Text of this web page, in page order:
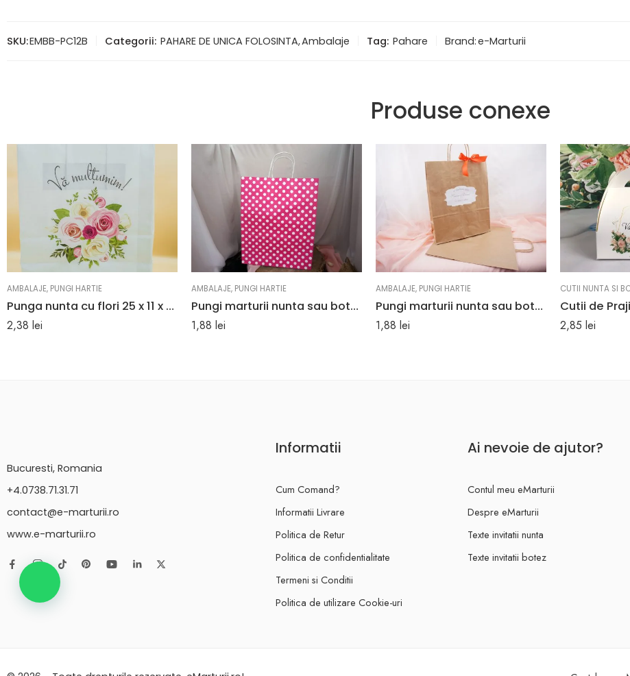
SKU:EMBB-PC12B Categorii: PAHARE DE UNICA FOLOSINTA,Ambalaje Tag: Pahare Brand:e-Marturii
Produse conexe
AMBALAJE, PUNGI HARTIE
Punga nunta cu flori 25 x 11 x 28 cm
2,38 lei
AMBALAJE, PUNGI HARTIE
Pungi marturii nunta sau botez culoare roz cu buline albe 25 x 11 x 31 cm
1,88 lei
AMBALAJE, PUNGI HARTIE
Pungi marturii nunta sau botez maro 25 x 11 x 31 cm
1,88 lei
CUTII NUNTA SI
2,85 lei
Bucuresti, Romania
+4.0738.71.31.71
contact@e-marturii.ro
www.e-marturii.ro
Informatii
Cum Comand?
Informatii Livrare
Politica de Retur
Politica de confidentialitate
Termeni si Conditii
Politica de utilizare Cookie-uri
Ai nevoie de ajutor?
Contul meu eMarturii
Despre eMarturii
Texte invitatii nunta
Texte invitatii botez